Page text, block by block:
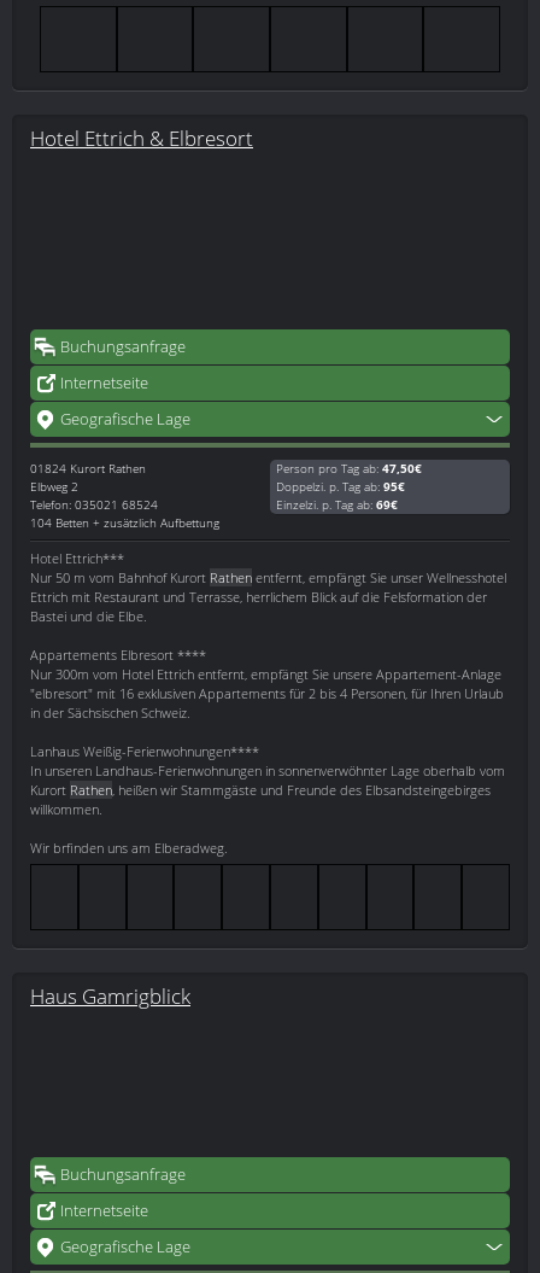
Hotel Ettrich & Elbresort
Buchungsanfrage
Internetseite
Geografische Lage
01824 Kurort Rathen
Elbweg 2
Telefon: 035021 68524
104 Betten + zusätzlich Aufbettung
Person pro Tag ab: 47,50€
Doppelzi. p. Tag ab: 95€
Einzelzi. p. Tag ab: 69€
Hotel Ettrich***
Nur 50 m vom Bahnhof Kurort Rathen entfernt, empfängt Sie unser Wellnesshotel
Ettrich mit Restaurant und Terrasse, herrlichem Blick auf die Felsformation der
Bastei und die Elbe.
Appartements Elbresort ****
Nur 300m vom Hotel Ettrich entfernt, empfängt Sie unsere Appartement-Anlage
"elbresort" mit 16 exklusiven Appartements für 2 bis 4 Personen, für Ihren Urlaub
in der Sächsischen Schweiz.
Lanhaus Weißig-Ferienwohnungen****
In unseren Landhaus-Ferienwohnungen in sonnenverwöhnter Lage oberhalb vom
Kurort Rathen , heißen wir Stammgäste und Freunde des Elbsandsteingebirges
willkommen.
Wir brfinden uns am Elberadweg.
Haus Gamrigblick
Buchungsanfrage
Internetseite
Geografische Lage